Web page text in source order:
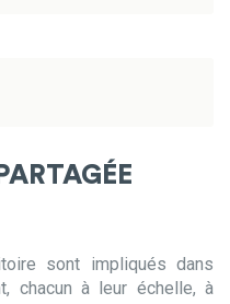
sont impliqués dans
chacun à leur échelle, à